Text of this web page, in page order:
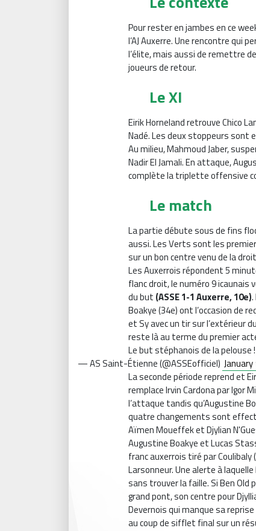
Pour rester en jambes en ce
l’AJ Auxerre. Une rencontre qui
l’élite, mais aussi de remettre
joueurs de retour.
Le XI
Eirik Horneland retrouve Chico
Nadé. Les deux stoppeurs sont
Au milieu, Mahmoud Jaber,
Nadir El Jamali. En attaque,
complète la triplette offensive
Le match
La partie débute sous de fins
aussi. Les Verts sont les
sur un bon centre venu de la
Les Auxerrois répondent 5
flanc droit, le numéro 9
du but (ASSE 1-1 Auxerre, 10e)
Boakye (34e) ont l’occasion de
et Sy avec un tir sur l’extérieur
reste là au terme du premier
Le but stéphanois de la pelouse
— AS Saint-Étienne (@ASSEofficiel)
La seconde période reprend et
remplace Irvin Cardona par Igor
l’attaque tandis qu’Augustine
quatre changements sont
Aïmen Moueffek et Djylian
Augustine Boakye et Lucas
franc auxerrois tiré par
Larsonneur. Une alerte à
sans trouver la faille. Si Ben
grand pont, son centre pour
Devernois qui manque sa
au coup de sifflet final sur un